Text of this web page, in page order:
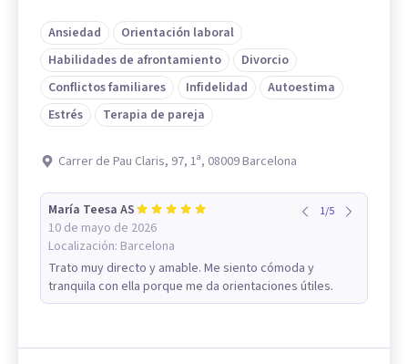
Ansiedad
Orientación laboral
Habilidades de afrontamiento
Divorcio
Conflictos familiares
Infidelidad
Autoestima
Estrés
Terapia de pareja
Carrer de Pau Claris, 97, 1ª, 08009 Barcelona
María Teesa AS
10 de mayo de 2026
Localización: Barcelona
1/5
Trato muy directo y amable. Me siento cómoda y
tranquila con ella porque me da orientaciones útiles.